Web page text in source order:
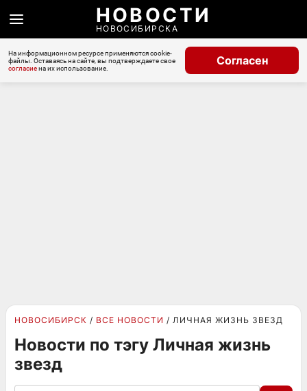
НОВОСТИ
НОВОСИБИРСКА
На информационном ресурсе применяются cookie-
файлы. Оставаясь на сайте, вы подтверждаете свое
согласиена их использование.
Согласен
НОВОСИБИРСК ВСЕ НОВОСТИ ЛИЧНАЯ ЖИЗНЬ ЗВЕЗД
Новости по тэгу Личная жизнь
звезд